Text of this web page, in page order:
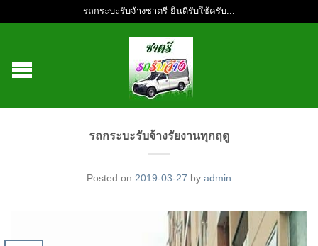
รถกระบะรับจ้างชาตรี ยินดีรับใช้ครับ...
รถกระบะรับจ้างรัยงานทุกฤดู
Posted on 2019-03-27 by admin